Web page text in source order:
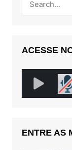
ACESSE
ENTRE AS